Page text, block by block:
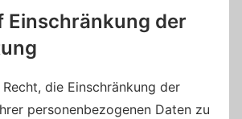
Einschränkung der
die Einschränkung der
personenbezogenen Daten zu